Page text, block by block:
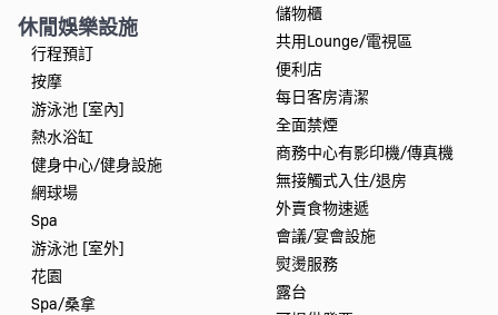
休閒娛樂設施
行程預訂
按摩
游泳池 [室內]
熱水浴缸
健身中心/健身設施
網球場
Spa
游泳池 [室外]
花園
Spa/桑拿
儲物櫃
共用Lounge/電視區
便利店
每日客房清潔
全面禁煙
商務中心有影印機/傳真機
無接觸式入住/退房
外賣食物速遞
會議/宴會設施
熨燙服務
露台